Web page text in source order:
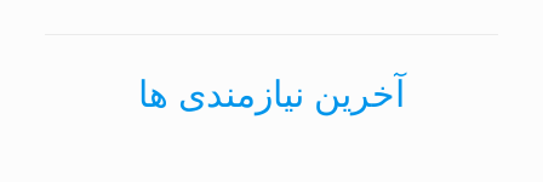
آخرین نیازمندی ها